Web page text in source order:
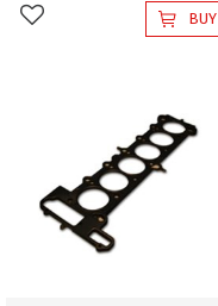
Add to favorites BUY